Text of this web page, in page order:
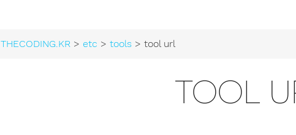
THECODING.KR> etc > tools> tool url
TOOL